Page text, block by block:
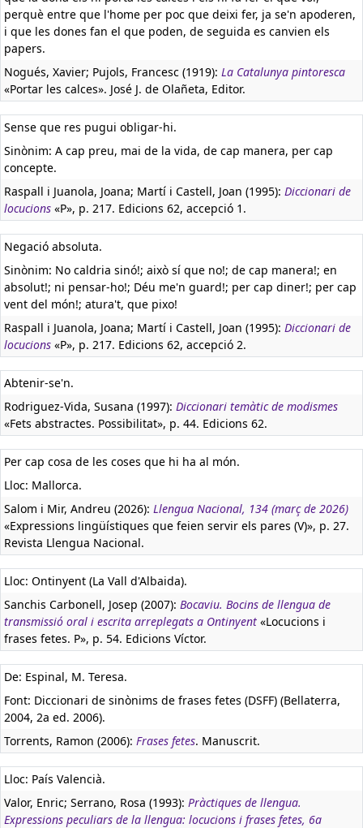
perquè entre que l'home per poc que deixi fer, ja se'n apoderen,
i que les dones fan el que poden, de seguida es canvien els
papers.
Nogués, Xavier; Pujols, Francesc (1919): La Catalunya pintoresca
«Portar les calces». José J. de Olañeta, Editor.
Sense que res pugui obligar-hi.
Sinònim: A cap preu, mai de la vida, de cap manera, per cap
concepte.
Raspall i Juanola, Joana; Martí i Castell, Joan (1995): Diccionari de
locucions «P», p. 217. Edicions 62, accepció 1.
Negació absoluta.
Sinònim: No caldria sinó!; això sí que no!; de cap manera!; en
absolut!; ni pensar-ho!; Déu me'n guard!; per cap diner!; per cap
vent del món!; atura't, que pixo!
Raspall i Juanola, Joana; Martí i Castell, Joan (1995): Diccionari de
locucions «P», p. 217. Edicions 62, accepció 2.
Abtenir-se'n.
Rodriguez-Vida, Susana (1997): Diccionari temàtic de modismes
«Fets abstractes. Possibilitat», p. 44. Edicions 62.
Per cap cosa de les coses que hi ha al món.
Lloc: Mallorca.
Salom i Mir, Andreu (2026): Llengua Nacional, 134 (març de 2026)
«Expressions lingüístiques que feien servir els pares (V)», p. 27.
Revista Llengua Nacional.
Lloc: Ontinyent (La Vall d'Albaida).
Sanchis Carbonell, Josep (2007): Bocaviu. Bocins de llengua de
transmissió oral i escrita arreplegats a Ontinyent «Locucions i
frases fetes. P», p. 54. Edicions Víctor.
De: Espinal, M. Teresa.
Font: Diccionari de sinònims de frases fetes (DSFF) (Bellaterra,
2004, 2a ed. 2006).
Torrents, Ramon (2006): Frases fetes. Manuscrit.
Lloc: País Valencià.
Valor, Enric; Serrano, Rosa (1993): Pràctiques de llengua.
Expressions peculiars de la llengua: locucions i frases fetes, 6a